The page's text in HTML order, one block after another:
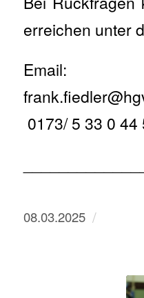
erreichen unter
0173/ 5 33 0 44
08.03.2025 /